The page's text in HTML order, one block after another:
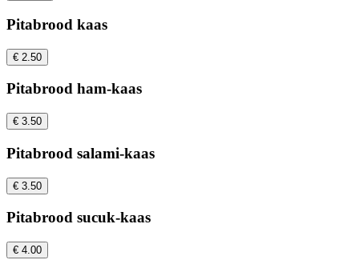
Pitabrood kaas
€ 2.50
Pitabrood ham-kaas
€ 3.50
Pitabrood salami-kaas
€ 3.50
Pitabrood sucuk-kaas
€ 4.00